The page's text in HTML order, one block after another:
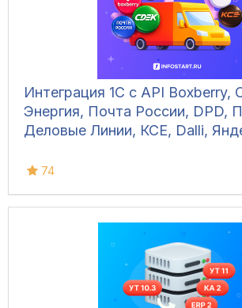
Интеграция 1С с API Boxberry,
Энергия, Почта России, DPD,
Деловые Линии, КСЕ, Dalli,
74